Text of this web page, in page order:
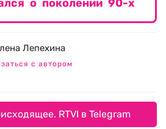
о поколении 90-х
Лепехина
с автором
RTVI в Telegram